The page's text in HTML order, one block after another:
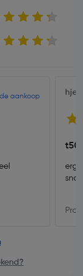
aankoop
t50
erg